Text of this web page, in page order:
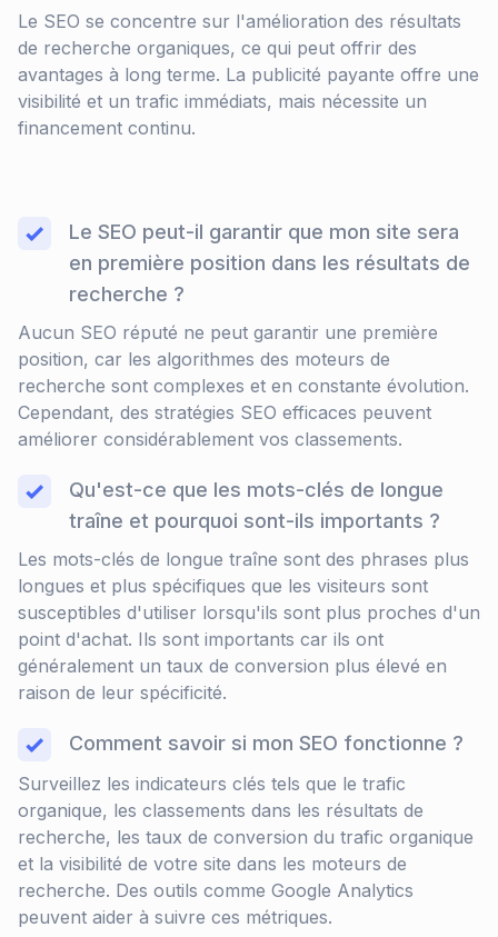
Le SEO se concentre sur l'amélioration des résultats
de recherche organiques, ce qui peut offrir des
avantages à long terme. La publicité payante offre une
visibilité et un trafic immédiats, mais nécessite un
financement continu.
Le SEO peut-il garantir que mon site sera
en première position dans les résultats de
recherche ?
Aucun SEO réputé ne peut garantir une première
position, car les algorithmes des moteurs de
recherche sont complexes et en constante évolution.
Cependant, des stratégies SEO efficaces peuvent
améliorer considérablement vos classements.
Qu'est-ce que les mots-clés de longue
traîne et pourquoi sont-ils importants ?
Les mots-clés de longue traîne sont des phrases plus
longues et plus spécifiques que les visiteurs sont
susceptibles d'utiliser lorsqu'ils sont plus proches d'un
point d'achat. Ils sont importants car ils ont
généralement un taux de conversion plus élevé en
raison de leur spécificité.
Comment savoir si mon SEO fonctionne ?
Surveillez les indicateurs clés tels que le trafic
organique, les classements dans les résultats de
recherche, les taux de conversion du trafic organique
et la visibilité de votre site dans les moteurs de
recherche. Des outils comme Google Analytics
peuvent aider à suivre ces métriques.